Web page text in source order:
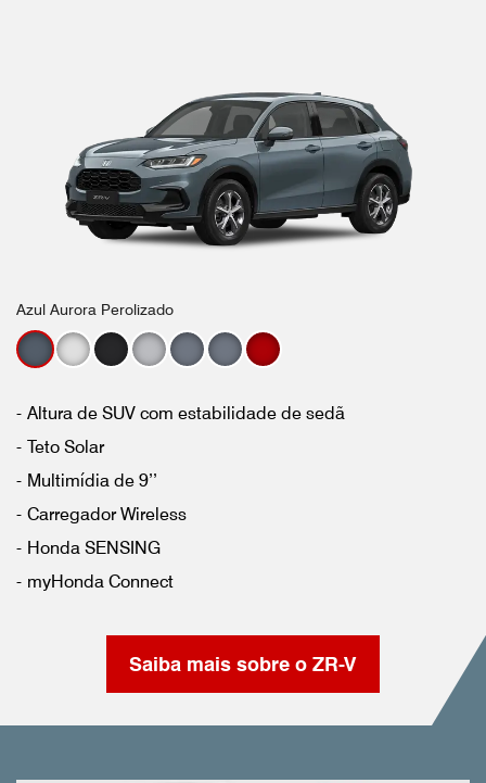
Altura de SUV com estabilidade de sedã
Teto Solar
Multimídia de 9’’
Carregador Wireless
Honda SENSING
myHonda Connect
Azul Aurora Perolizado
Saiba mais sobre o ZR-V